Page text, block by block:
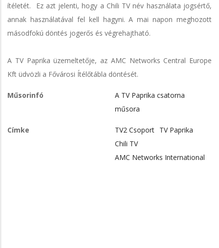
ítéletét. Ez azt jelenti, hogy a Chili TV név használata jogsértő,
annak használatával fel kell hagyni. A mai napon meghozott
másodfokú döntés jogerős és végrehajtható.
A TV Paprika üzemeltetője, az AMC Networks Central Europe
Kft üdvözli a Fővárosi Ítélőtábla döntését.
Műsorinfó
A TV Paprika csatorna
műsora
Címke TV2 Csoport TV Paprika
Chili TV
AMC Networks International